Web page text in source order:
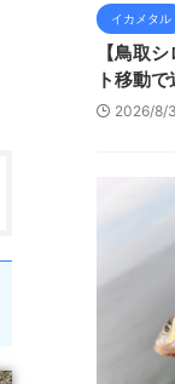
イカメタル
【鳥取
ト移動
2026/8/3